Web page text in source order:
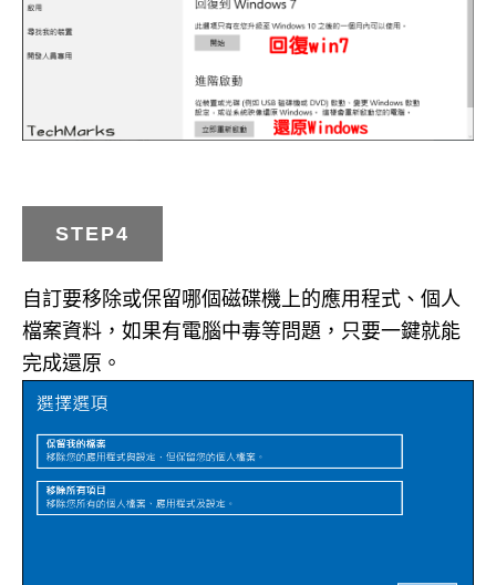
STEP4
自訂要移除或保留哪個磁碟機上的應用程式、個人
檔案資料，如果有電腦中毒等問題，只要一鍵就能
完成還原。